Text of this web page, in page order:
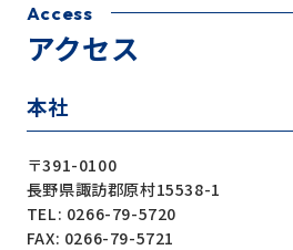
Access
アクセス
本社
〒391-0100
長野県諏訪郡原村15538-1
TEL: 0266-79-5720
FAX: 0266-79-5721